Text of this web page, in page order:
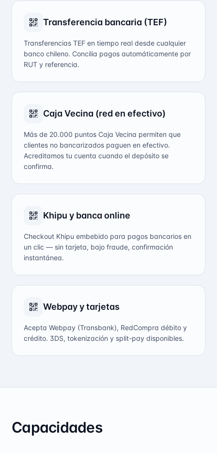
Transferencia bancaria (TEF)
Transferencias TEF en tiempo real desde cualquier
banco chileno. Concilia pagos automáticamente por
RUT y referencia.
Caja Vecina (red en efectivo)
Más de 20.000 puntos Caja Vecina permiten que
clientes no bancarizados paguen en efectivo.
Acreditamos tu cuenta cuando el depósito se
confirma.
Khipu y banca online
Checkout Khipu embebido para pagos bancarios en
un clic — sin tarjeta, bajo fraude, confirmación
instantánea.
Webpay y tarjetas
Acepta Webpay (Transbank), RedCompra débito y
crédito. 3DS, tokenización y split-pay disponibles.
Capacidades